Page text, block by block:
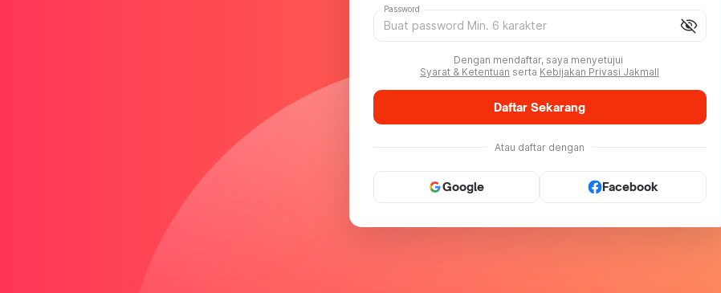
visibility_off
Password
Dengan mendaftar, saya menyetujui
Syarat & Ketentuan serta Kebijakan Privasi Jakmall
Daftar Sekarang
Atau daftar dengan
Google Facebook